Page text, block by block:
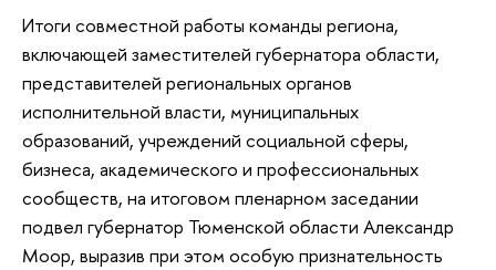
Итоги совместной работы команды региона,
включающей заместителей губернатора области,
представителей региональных органов
исполнительной власти, муниципальных
образований, учреждений социальной сферы,
бизнеса, академического и профессиональных
сообществ, на итоговом пленарном заседании
подвел губернатор Тюменской области Александр
Моор, выразив при этом особую признательность